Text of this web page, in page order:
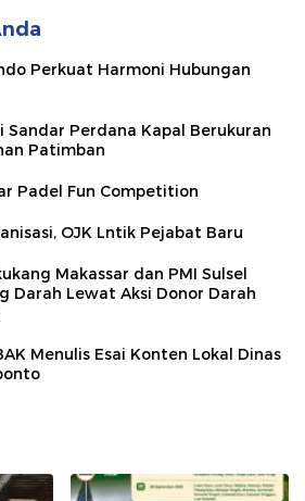
Perkuat Harmoni Hubungan
Sandar Perdana Kapal Berukuran
Patimban
Padel Fun Competition
OJK Lntik Pejabat Baru
Makassar dan PMI Sulsel
Darah Lewat Aksi Donor Darah
Menulis Esai Konten Lokal Dinas